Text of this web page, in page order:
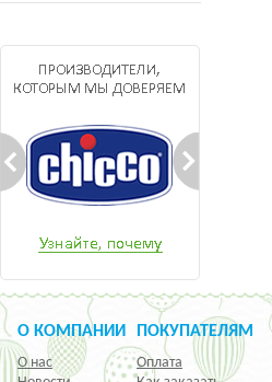
О КОМПАНИИ
О нас
ПОКУПАТЕЛЯМ
Оплата